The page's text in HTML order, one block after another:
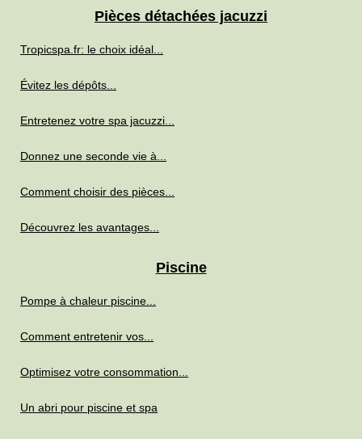
Pièces détachées jacuzzi
Tropicspa.fr: le choix idéal...
Évitez les dépôts...
Entretenez votre spa jacuzzi...
Donnez une seconde vie à...
Comment choisir des pièces...
Découvrez les avantages...
Piscine
Pompe à chaleur piscine...
Comment entretenir vos...
Optimisez votre consommation...
Un abri pour piscine et spa